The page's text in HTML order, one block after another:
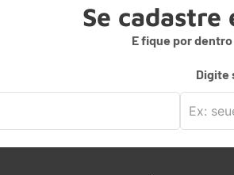
Se cadastre
E fique por
Digite